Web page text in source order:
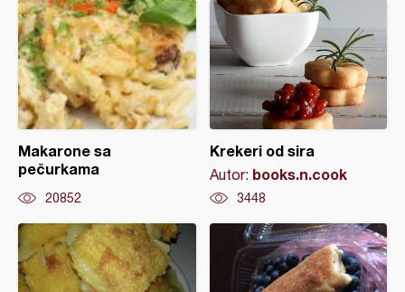
Makarone sa
pečurkama
20852
Krekeri od sira
Autor: books.n.cook
3448